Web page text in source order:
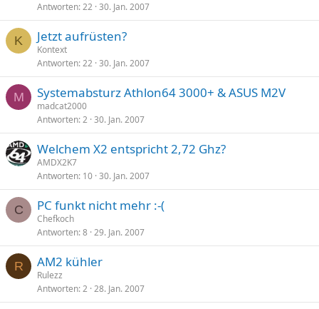
Antworten 22 30. Jan. 2007
K Jetzt aufrüsten?
Kontext
Antworten 22 30. Jan. 2007
M Systemabsturz Athlon64 3000+ & ASUS M2V
madcat2000
Antworten 2 30. Jan. 2007
Welchem X2 entspricht 2,72 Ghz?
AMDX2K7
Antworten 10 30. Jan. 2007
C PC funkt nicht mehr :-(
Chefkoch
Antworten 8 29. Jan. 2007
R AM2 kühler
Rulezz
Antworten 2 28. Jan. 2007